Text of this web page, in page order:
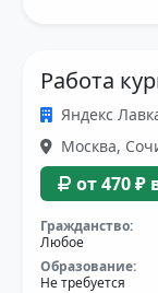
Работа
Яндекс
Москва,
от 470 ₽
Гражданство:
Любое
Образование:
Не требуется